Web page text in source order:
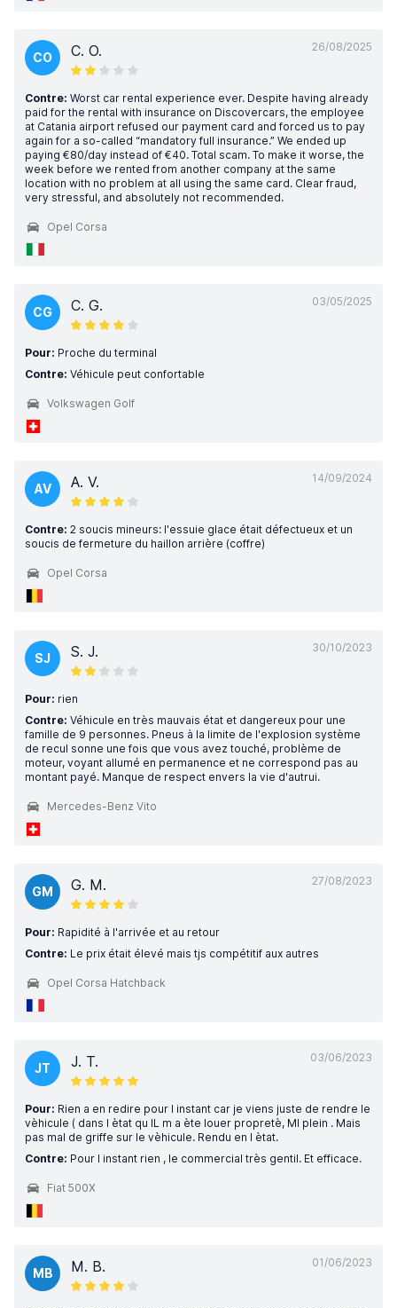
26/08/2025
CO C. O.
Contre: Worst car rental experience ever. Despite having already
paid for the rental with insurance on Discovercars, the employee
at Catania airport refused our payment card and forced us to pay
again for a so-called “mandatory full insurance.” We ended up
paying €80/day instead of €40. Total scam. To make it worse, the
week before we rented from another company at the same
location with no problem at all using the same card. Clear fraud,
very stressful, and absolutely not recommended.
Opel Corsa
03/05/2025
CG C. G.
Pour: Proche du terminal
Contre: Véhicule peut confortable
Volkswagen Golf
14/09/2024
AV A. V.
Contre: 2 soucis mineurs: l'essuie glace était défectueux et un
soucis de fermeture du haillon arrière (coffre)
Opel Corsa
30/10/2023
SJ S. J.
Pour: rien
Contre: Véhicule en très mauvais état et dangereux pour une
famille de 9 personnes. Pneus à la limite de l'explosion système
de recul sonne une fois que vous avez touché, problème de
moteur, voyant allumé en permanence et ne correspond pas au
montant payé. Manque de respect envers la vie d'autrui.
Mercedes-Benz Vito
27/08/2023
GM G. M.
Pour: Rapidité à l'arrivée et au retour
Contre: Le prix était élevé mais tjs compétitif aux autres
Opel Corsa Hatchback
03/06/2023
JT J. T.
Pour: Rien a en redire pour l instant car je viens juste de rendre le
vèhicule ( dans l ètat qu IL m a ète louer propretè, MI plein . Mais
pas mal de griffe sur le vèhicule. Rendu en l ètat.
Contre: Pour l instant rien , le commercial très gentil. Et efficace.
Fiat 500X
01/06/2023
MB M. B.